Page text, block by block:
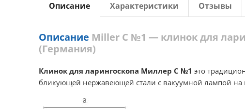
Описание Характеристики Отзывы
Описание Miller С №1 — клинок для
(Германия)
Клинок для ларингоскопа Миллер С №1 это
бликующей нержавеющей стали с вакуумной лампой на